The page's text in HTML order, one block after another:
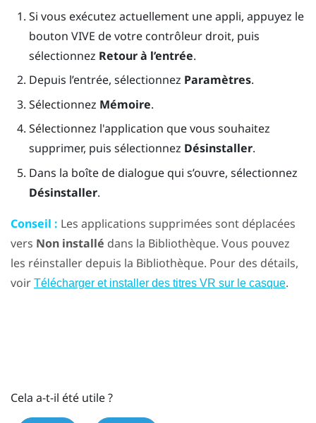
Si vous exécutez actuellement une appli, appuyez le
bouton VIVE de votre contrôleur droit, puis
sélectionnez Retour à l’entrée.
Depuis l’entrée, sélectionnez Paramètres.
Sélectionnez Mémoire.
Sélectionnez l'application que vous souhaitez
supprimer, puis sélectionnez Désinstaller.
Dans la boîte de dialogue qui s’ouvre, sélectionnez
Désinstaller.
Conseil : Les applications supprimées sont déplacées
vers Non installé dans la Bibliothèque. Vous pouvez
les réinstaller depuis la Bibliothèque. Pour des détails,
voir Télécharger et installer des titres VR sur le casque.
Cela a-t-il été utile ?